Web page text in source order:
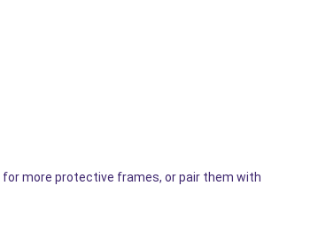
for more protective frames, or pair them with